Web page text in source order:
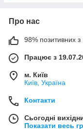
Про нас
98% позитивних з
Працює з
м. Київ
Київ, Україна
Контакти
Сьогодні
Показати весь